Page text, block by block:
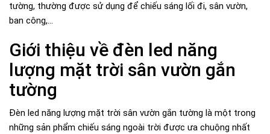
tường, thường được sử dụng để chiếu sáng lối đi, sân vườn,
ban công,...
Giới thiệu về đèn led năng
lượng mặt trời sân vườn gắn
tường
Đèn led năng lượng mặt trời sân vườn gắn tường là một trong
những sản phẩm chiếu sáng ngoài trời được ưa chuộng nhất